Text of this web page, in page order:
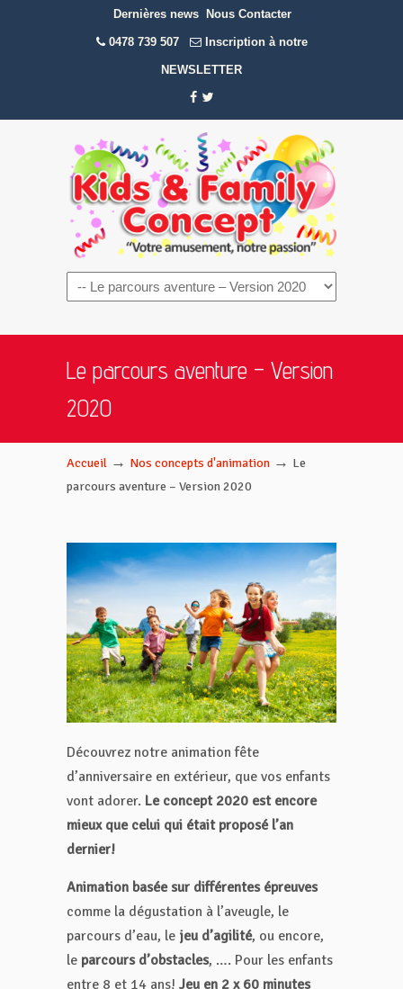
Dernières news Nous Contacter
0478 739 507 Inscription à notre
NEWSLETTER
Navigation
Le parcours aventure – Version
2020
Accueil → Nos concepts d'animation → Le
parcours aventure – Version 2020
Découvrez notre animation fête
d’anniversaire en extérieur, que vos enfants
vont adorer. Le concept 2020 est encore
mieux que celui qui était proposé l’an
dernier!
Animation basée sur différentes épreuves
comme la dégustation à l’aveugle, le
parcours d’eau, le jeu d’agilité, ou encore,
le parcours d’obstacles, …. Pour les enfants
entre 8 et 14 ans! Jeu en 2 x 60 minutes